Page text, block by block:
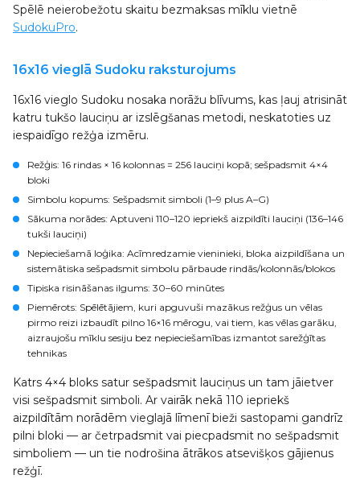
Spēlē neierobežotu skaitu bezmaksas mīklu vietnē
SudokuPro.
16x16 vieglā Sudoku raksturojums
16x16 vieglo Sudoku nosaka norāžu blīvums, kas ļauj atrisināt
katru tukšo lauciņu ar izslēgšanas metodi, neskatoties uz
iespaidīgo režģa izmēru.
Režģis: 16 rindas × 16 kolonnas = 256 lauciņi kopā; sešpadsmit 4×4
bloki
Simbolu kopums: Sešpadsmit simboli (1–9 plus A–G)
Sākuma norādes: Aptuveni 110–120 iepriekš aizpildīti lauciņi (136–146
tukši lauciņi)
Nepieciešamā loģika: Acīmredzamie vieninieki, bloka aizpildīšana un
sistemātiska sešpadsmit simbolu pārbaude rindās/kolonnās/blokos
Tipiska risināšanas ilgums: 30–60 minūtes
Piemērots: Spēlētājiem, kuri apguvuši mazākus režģus un vēlas
pirmo reizi izbaudīt pilno 16×16 mērogu, vai tiem, kas vēlas garāku,
aizraujošu mīklu sesiju bez nepieciešamības izmantot sarežģītas
tehnikas
Katrs 4×4 bloks satur sešpadsmit lauciņus un tam jāietver
visi sešpadsmit simboli. Ar vairāk nekā 110 iepriekš
aizpildītām norādēm vieglajā līmenī bieži sastopami gandrīz
pilni bloki — ar četrpadsmit vai piecpadsmit no sešpadsmit
simboliem — un tie nodrošina ātrākos atsevišķos gājienus
režģī.